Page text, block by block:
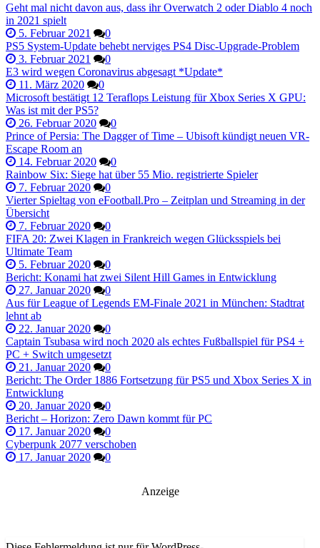
Geht mal nicht davon aus, dass ihr Overwatch 2 oder Diablo 4 noch
in 2021 spielt
5. Februar 2021
0
PS5 System-Update behebt nerviges PS4 Disc-Upgrade-Problem
3. Februar 2021
0
E3 wird wegen Coronavirus abgesagt *Update*
11. März 2020
0
Microsoft bestätigt 12 Teraflops Leistung für Xbox Series X GPU:
Was ist mit der PS5?
26. Februar 2020
0
Prince of Persia: The Dagger of Time – Ubisoft kündigt neuen VR-
Escape Room an
14. Februar 2020
0
Rainbow Six: Siege hat über 55 Mio. registrierte Spieler
7. Februar 2020
0
Vierter Spieltag von eFootball.Pro – Zeitplan und Streaming in der
Übersicht
7. Februar 2020
0
FIFA 20: Zwei Klagen in Frankreich wegen Glücksspiels bei
Ultimate Team
5. Februar 2020
0
Bericht: Konami hat zwei Silent Hill Games in Entwicklung
27. Januar 2020
0
Aus für League of Legends EM-Finale 2021 in München: Stadtrat
lehnt ab
22. Januar 2020
0
Captain Tsubasa wird noch 2020 als echtes Fußballspiel für PS4 +
PC + Switch umgesetzt
21. Januar 2020
0
Bericht: The Order 1886 Fortsetzung für PS5 und Xbox Series X in
Entwicklung
20. Januar 2020
0
Bericht – Horizon: Zero Dawn kommt für PC
17. Januar 2020
0
Cyberpunk 2077 verschoben
17. Januar 2020
0
Anzeige